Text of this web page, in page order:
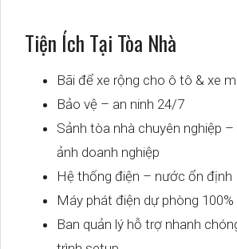
Tiện Ích Tại Tòa Nhà
Bãi để xe rộng cho ô tô & xe
Bảo vệ – an ninh 24/7
Sảnh tòa nhà chuyên nghiệp
ảnh doanh nghiệp
Hệ thống điện – nước ổn định
Máy phát điện dự phòng 100%
Ban quản lý hỗ trợ nhanh